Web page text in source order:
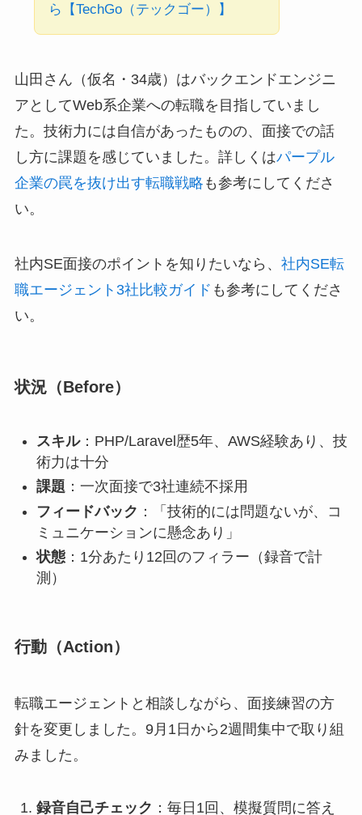
ら【TechGo（テックゴー）】
山田さん（仮名・34歳）はバックエンドエンジニ
アとしてWeb系企業への転職を目指していまし
た。技術力には自信があったものの、面接での話
し方に課題を感じていました。詳しくはパープル
企業の罠を抜け出す転職戦略 も参考にしてくださ
い。
社内SE面接のポイントを知りたいなら、 社内SE転
職エージェント3社比較ガイド も参考にしてくださ
い。
状況（Before）
スキル：PHP/Laravel歴5年、AWS経験あり、技
術力は十分
課題 ：一次面接で3社連続不採用
フィードバック ：「技術的には問題ないが、コ
ミュニケーションに懸念あり」
状態：1分あたり12回のフィラー（録音で計
測）
行動（Action）
転職エージェントと相談しながら、面接練習の方
針を変更しました。9月1日から2週間集中で取り組
みました。
録音自己チェック ：毎日1回、模擬質問に答え